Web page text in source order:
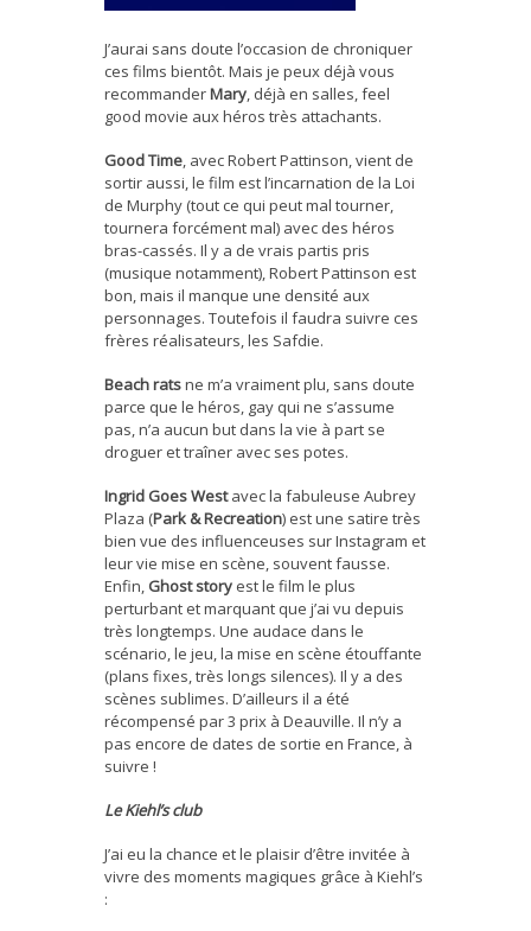
J’aurai sans doute l’occasion de chroniquer
ces films bientôt. Mais je peux déjà vous
recommanderMary, déjà en salles, feel
good movie aux héros très attachants.
Good Time, avec Robert Pattinson, vient de
sortir aussi, le film est l’incarnation de la Loi
de Murphy (tout ce qui peut mal tourner,
tournera forcément mal) avec des héros
bras-cassés. Il y a de vrais partis pris
(musique notamment), Robert Pattinson est
bon, mais il manque une densité aux
personnages. Toutefois il faudra suivre ces
frères réalisateurs, les Safdie.
Beach ratsne m’a vraiment plu, sans doute
parce que le héros, gay qui ne s’assume
pas, n’a aucun but dans la vie à part se
droguer et traîner avec ses potes.
Ingrid Goes Westavec la fabuleuse Aubrey
Plaza (Park & Recreation) est une satire très
bien vue des influenceuses sur Instagram et
leur vie mise en scène, souvent fausse.
Enfin, Ghost storyest le film le plus
perturbant et marquant que j’ai vu depuis
très longtemps. Une audace dans le
scénario, le jeu, la mise en scène étouffante
(plans fixes, très longs silences). Il y a des
scènes sublimes. D’ailleurs il a été
récompensé par 3 prix à Deauville. Il n’y a
pas encore de dates de sortie en France, à
suivre !
Le Kiehl’s club
J’ai eu la chance et le plaisir d’être invitée à
vivre des moments magiques grâce à Kiehl’s
: